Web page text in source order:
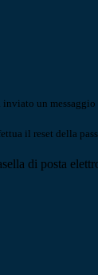
inviato un
il reset della
di posta